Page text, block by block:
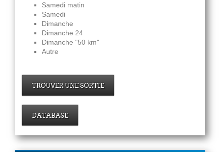
Samedi matin
Samedi
Dimanche
Dimanche 24
Dimanche "50 km"
Autre
TROUVER UNE SORTIE
DATABASE